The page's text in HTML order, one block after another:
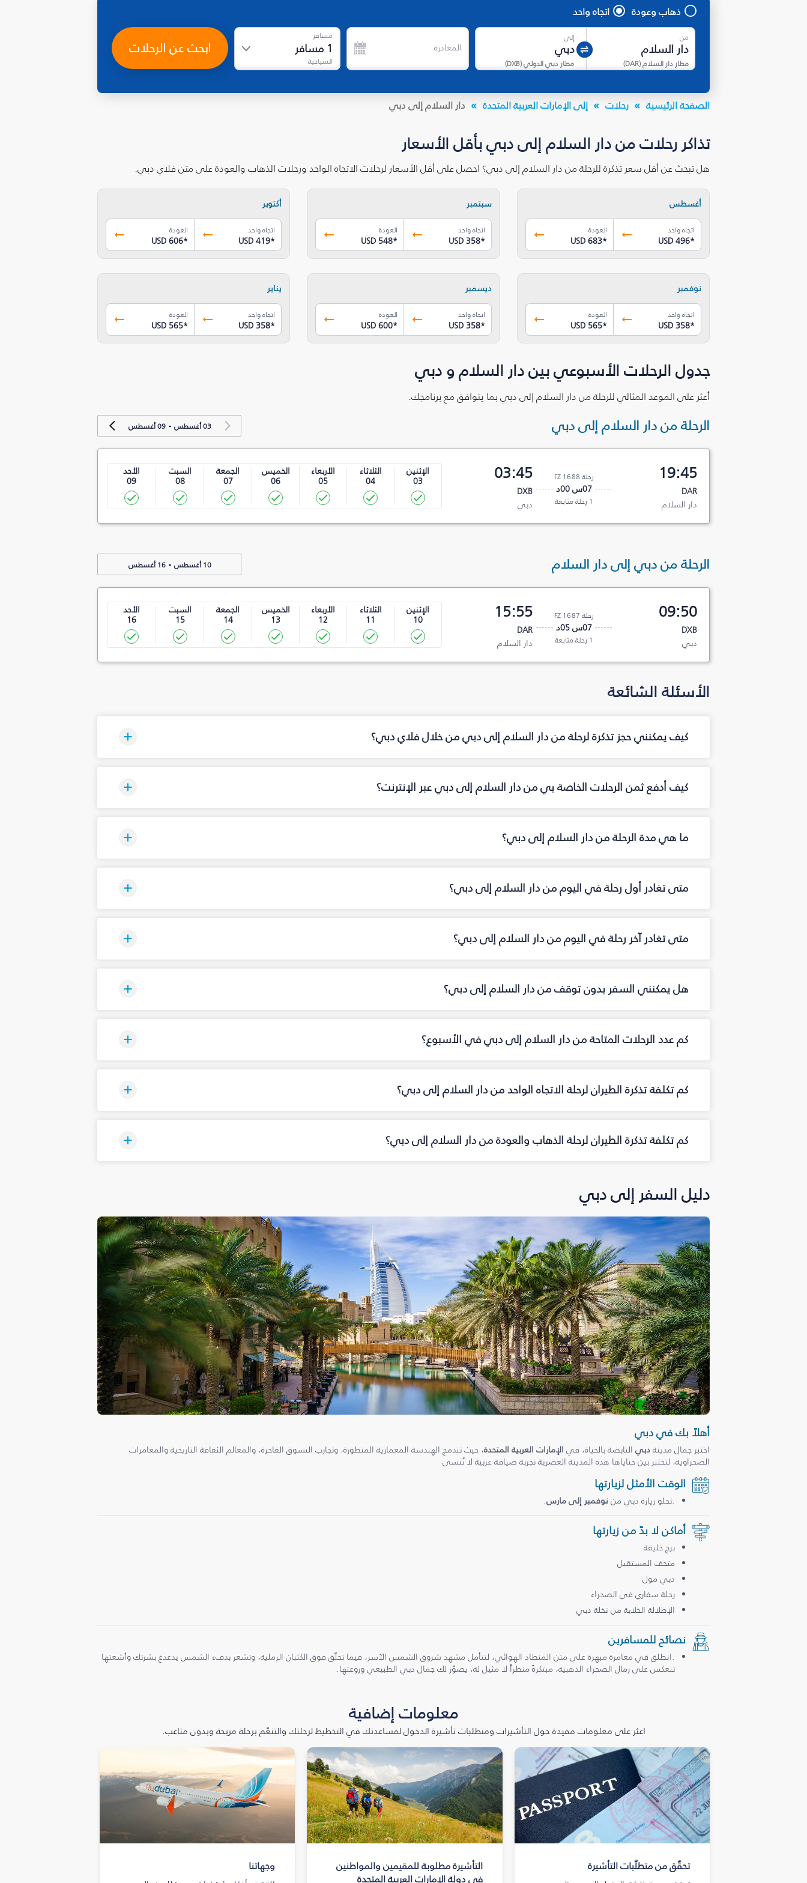
ذهاب وعودة اتجاه واحد
من
مطار دار السلام(
DAR
)
إلى
مطار دبي الدولي(
DXB
)
المغادرة
مسافر
1 مسافر
السياحية
ابحث عن الرحلات
الصفحة الرئيسية رحلات إلى الإمارات العربية المتحدة دار السلام إلى دبي
تذاكر رحلات من دار السلام إلى دبي بأقل الأسعار
هل تبحث عن أقل سعر تذكرة للرحلة من دار السلام إلى دبي؟ احصل على أقل الأسعار لرحلات الاتجاه الواحد ورحلات الذهاب والعودة على متن فلاي دبي.
أغسطس
اتجاه واحد
USD 496*
العودة
USD 683*
سبتمبر
اتجاه واحد
USD 358*
العودة
USD 548*
أكتوبر
اتجاه واحد
USD 419*
العودة
USD 606*
نوفمبر
اتجاه واحد
USD 358*
العودة
USD 565*
ديسمبر
اتجاه واحد
USD 358*
العودة
USD 600*
يناير
اتجاه واحد
USD 358*
العودة
USD 565*
جدول الرحلات الأسبوعي بين دار السلام و دبي
أعثر على الموعد المثالي للرحلة من دار السلام إلى دبي بما يتوافق مع برنامجك.
الرحلة من دار السلام إلى دبي 03 أغسطس -09 أغسطس
19:45
DAR
دار السلام
رحلة FZ 1688
07س 00د
1 رحلة متابعة
03:45
DXB
دبي
الإثنين
03
الثلاثاء
04
الأربعاء
05
الخميس
06
الجمعة
07
السبت
08
الأحد
09
الرحلة من دبي إلى دار السلام 10 أغسطس -16 أغسطس
09:50
DXB
دبي
رحلة FZ 1687
07س 05د
1 رحلة متابعة
15:55
DAR
دار السلام
الإثنين
10
الثلاثاء
11
الأربعاء
12
الخميس
13
الجمعة
14
السبت
15
الأحد
16
الأسئلة الشائعة
كيف يمكنني حجز تذكرة لرحلة من دار السلام إلى دبي من خلال فلاي دبي؟
كيف أدفع ثمن الرحلات الخاصة بي من دار السلام إلى دبي عبر الإنترنت؟
ما هي مدة الرحلة من دار السلام إلى دبي؟
متى تغادر أول رحلة في اليوم من دار السلام إلى دبي؟
متى تغادر آخر رحلة في اليوم من دار السلام إلى دبي؟
هل يمكنني السفر بدون توقف من دار السلام إلى دبي؟
كم عدد الرحلات المتاحة من دار السلام إلى دبي في الأسبوع؟
كم تكلفة تذكرة الطيران لرحلة الاتجاه الواحد من دار السلام إلى دبي؟
كم تكلفة تذكرة الطيران لرحلة الذهاب والعودة من دار السلام إلى دبي؟
دليل السفر إلى دبي
أهلاً بك في دبي
اختبر جمال مدينةدبي النابضة بالحياة، في الإمارات العربية المتحدة، حيث تندمج الهندسة المعمارية المتطورة، وتجارب التسوق الفاخرة، والمعالم الثقافة التاريخية والمغامرات
الصحراوية، لتختبر بين حناياها هذه المدينة العصرية تجربة ضيافة عربية لا تُنسى
الوقت الأمثل لزيارتها
.تحلو زيارة دبي من نوفمبر إلى مارس.
أماكن لا بدّ من زيارتها
برج خليفة
متحف المستقبل
دبي مول
رحلة سفاري في الصحراء
الإطلالة الخلابة من نخلة دبي
نصائح للمسافرين
.انطلق في مغامرة مبهرة على متن المنطاد الهوائي، لتتأمل مشهد شروق الشمس الآسر، فيما تحلّق فوق الكثبان الرملية، وتشعر بدفء الشمس يدغدغ بشرتك وأشعتها
تنعكس على رمال الصحراء الذهبية، مبتكرةً منظراً لا مثيل له، يصوّر لك جمال دبي الطبيعي وروعتها.
معلومات إضافية
اعثر على معلومات مفيدة حول التأشيرات ومتطلبات تأشيرة الدخول لمساعدتك في التخطيط لرحلتك والتنعّم برحلة مريحة وبدون متاعب.
تحقّق من متطلّبات التأشيرة
التأشيرة مطلوبة للمقيمين والمواطنين
في دولة الإمارات العربية المتحدة
وجهاتنا